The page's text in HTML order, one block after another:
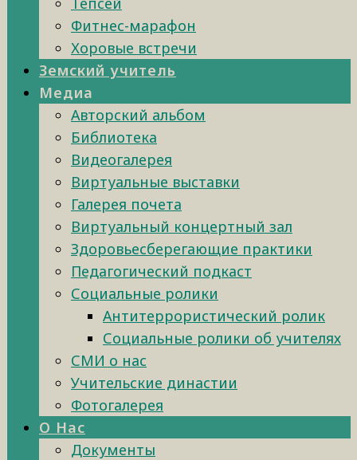
Фитнес-марафон
Хоровые встречи
Земский учитель
Медиа
Авторский альбом
Библиотека
Видеогалерея
Виртуальные выставки
Галерея почета
Виртуальный концертный зал
Здоровьесберегающие практики
Педагогический подкаст
Социальные ролики
Антитеррористический ролик
Социальные ролики об учителях
СМИ о нас
Учительские династии
Фотогалерея
О Нас
Документы